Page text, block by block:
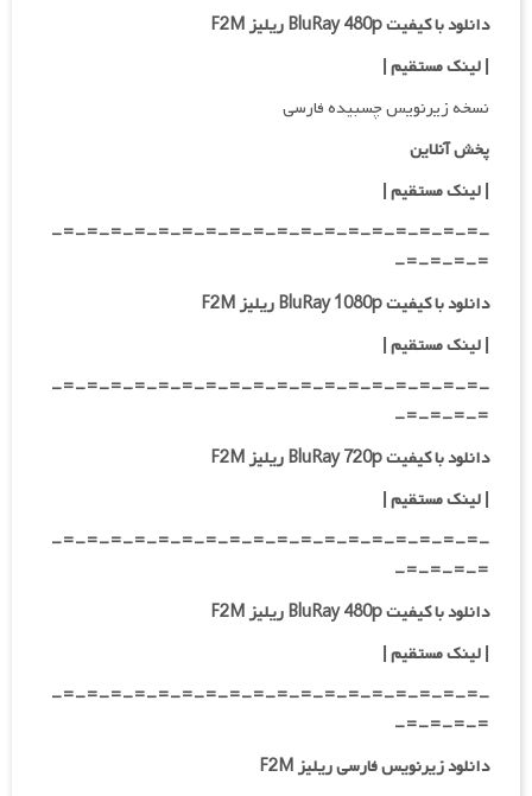
دانلود با کیفیت BluRay 480p ریلیز F2M
| لینک مستقیم|
نسخه زیرنویس چسبیده فارسی
پخش آنلاین
| لینک مستقیم|
-=-=-=-=-=-=-=-=-=-=-=-=-=-=-=-=-=-=-
=-=-=-=-
دانلود با کیفیت BluRay 1080p ریلیز F2M
|لینک مستقیم|
-=-=-=-=-=-=-=-=-=-=-=-=-=-=-=-=-=-=-
=-=-=-=-
دانلود با کیفیت BluRay 720p ریلیز F2M
| لینک مستقیم|
-=-=-=-=-=-=-=-=-=-=-=-=-=-=-=-=-=-=-
=-=-=-=-
دانلود با کیفیت BluRay 480p ریلیز F2M
| لینک مستقیم|
-=-=-=-=-=-=-=-=-=-=-=-=-=-=-=-=-=-=-
=-=-=-=-
دانلود زیرنویس فارسی ریلیز F2M